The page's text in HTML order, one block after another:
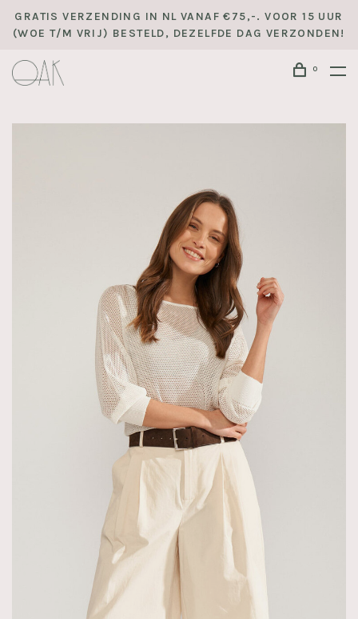
GRATIS VERZENDING IN NL VANAF €75,-. VOOR 15 UUR
(WOE T/M VRIJ) BESTELD, DEZELFDE DAG VERZONDEN!
0